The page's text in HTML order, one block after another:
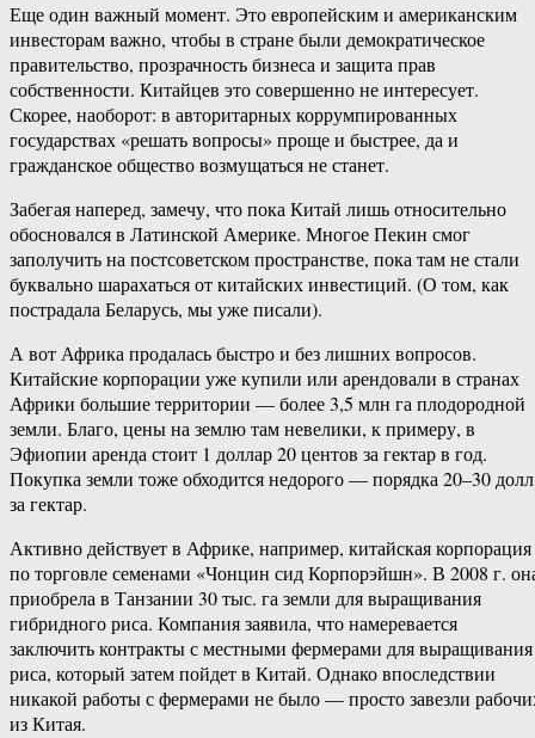
Еще один важный момент. Это европейским и американским
инвесторам важно, чтобы в стране были демократическое
правительство, прозрачность бизнеса и защита прав
собственности. Китайцев это совершенно не интересует.
Скорее, наоборот: в авторитарных коррумпированных
государствах «решать вопросы» проще и быстрее, да и
гражданское общество возмущаться не станет.
Забегая наперед, замечу, что пока Китай лишь относительно
обосновался в Латинской Америке. Многое Пекин смог
заполучить на постсоветском пространстве, пока там не стали
буквально шарахаться от китайских инвестиций. (О том, как
пострадала Беларусь, мы уже писали).
А вот Африка продалась быстро и без лишних вопросов.
Китайские корпорации уже купили или арендовали в странах
Африки большие территории — более 3,5 млн га плодородной
земли. Благо, цены на землю там невелики, к примеру, в
Эфиопии аренда стоит 1 доллар 20 центов за гектар в год.
Покупка земли тоже обходится недорого — порядка 20–30
за гектар.
Активно действует в Африке, например, китайская корпорация
по торговле семенами «Чонцин сид Корпорэйшн». В 2008 г.
приобрела в Танзании 30 тыс. га земли для выращивания
гибридного риса. Компания заявила, что намеревается
заключить контракты с местными фермерами для выращивания
риса, который затем пойдет в Китай. Однако впоследствии
никакой работы с фермерами не было — просто завезли
из Китая.